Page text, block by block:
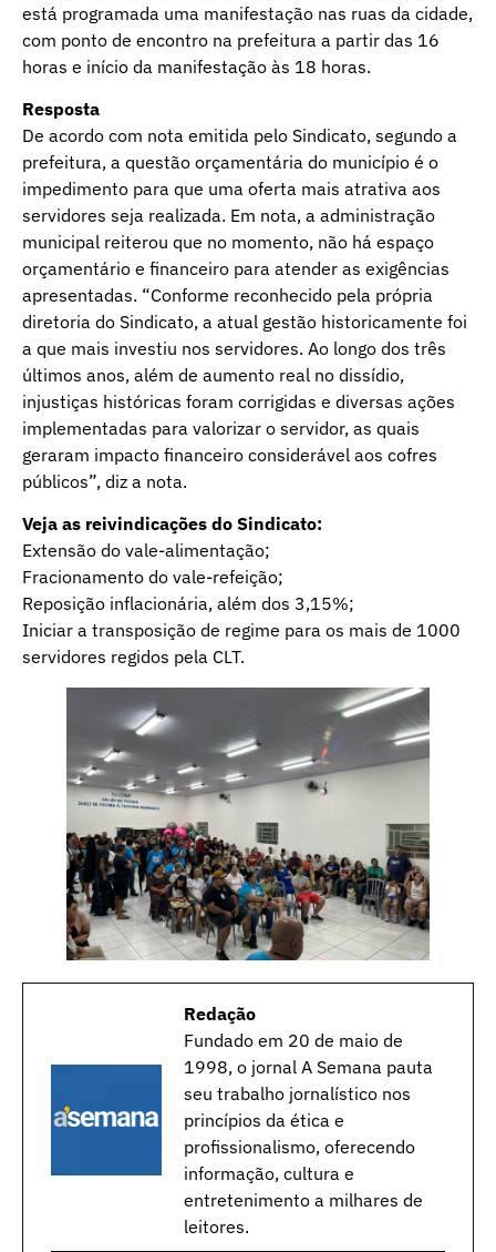
está programada uma manifestação nas ruas da cidade,
com ponto de encontro na prefeitura a partir das 16
horas e início da manifestação às 18 horas.
Resposta
De acordo com nota emitida pelo Sindicato, segundo a
prefeitura, a questão orçamentária do município é o
impedimento para que uma oferta mais atrativa aos
servidores seja realizada. Em nota, a administração
municipal reiterou que no momento, não há espaço
orçamentário e financeiro para atender as exigências
apresentadas. “Conforme reconhecido pela própria
diretoria do Sindicato, a atual gestão historicamente foi
a que mais investiu nos servidores. Ao longo dos três
últimos anos, além de aumento real no dissídio,
injustiças históricas foram corrigidas e diversas ações
implementadas para valorizar o servidor, as quais
geraram impacto financeiro considerável aos cofres
públicos”, diz a nota.
Veja as reivindicações do Sindicato:
Extensão do vale-alimentação;
Fracionamento do vale-refeição;
Reposição inflacionária, além dos 3,15%;
Iniciar a transposição de regime para os mais de 1000
servidores regidos pela CLT.
Redação
Fundado em 20 de maio de
1998, o jornal A Semana pauta
seu trabalho jornalístico nos
princípios da ética e
profissionalismo, oferecendo
informação, cultura e
entretenimento a milhares de
leitores.